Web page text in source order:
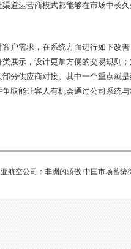
道运营商模式都能够在市场中长
户需求，在系统方面进行如下改
展示，设计更加方便的交易规则
分供应商对接。其中一个重点就
取能让客人有机会通过公司系统
航空公司：非洲的骄傲 中国市场蓄势